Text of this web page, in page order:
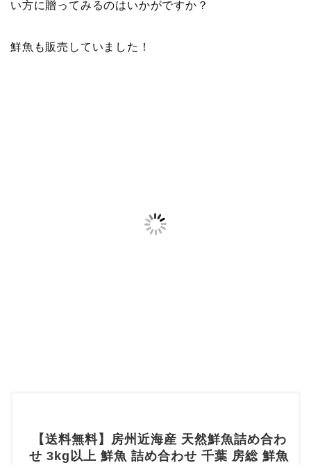
い方に贈ってみるのはいかがですか？
鮮魚も販売していました！
【送料無料】房州近海産 天然鮮魚詰め合わ
せ 3kg以上 鮮魚 詰め合わせ 千葉 房総 鮮魚